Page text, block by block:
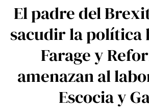
El padre del
sacudir la política
Farage y
amenazan al
Escocia y